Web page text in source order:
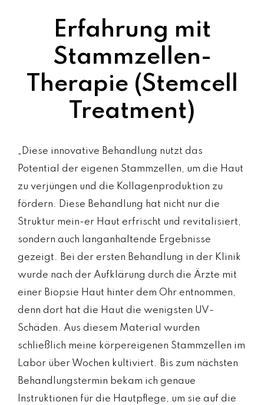
Erfahrung mit
Stammzellen-
Therapie (Stemcell
Treatment)
„Diese innovative Behandlung nutzt das
Potential der eigenen Stammzellen, um die Haut
zu verjüngen und die Kollagenproduktion zu
fördern. Diese Behandlung hat nicht nur die
Struktur mein-er Haut erfrischt und revitalisiert,
sondern auch langanhaltende Ergebnisse
gezeigt. Bei der ersten Behandlung in der Klinik
wurde nach der Aufklärung durch die Ärzte mit
einer Biopsie Haut hinter dem Ohr entnommen,
denn dort hat die Haut die wenigsten UV-
Schäden. Aus diesem Material wurden
schließlich meine körpereigenen Stammzellen im
Labor über Wochen kultiviert. Bis zum nächsten
Behandlungstermin bekam ich genaue
Instruktionen für die Hautpflege, um sie auf die